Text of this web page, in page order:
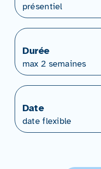
présentiel
Durée
max 2 semaines
Date
date flexible